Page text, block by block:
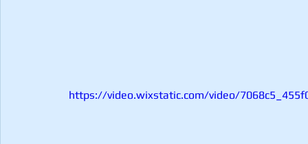
https://video.wixstatic.com/video/